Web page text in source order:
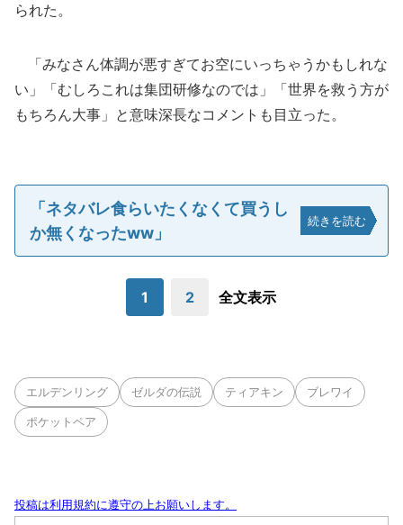
られた。
「みなさん体調が悪すぎてお空にいっちゃうかもしれな
い」「むしろこれは集団研修なのでは」「世界を救う方が
もちろん大事」と意味深長なコメントも目立った。
「ネタバレ食らいたくなくて買うし
か無くなったww」
続きを読む
1 2 全文表示
エルデンリング ゼルダの伝説 ティアキン ブレワイ
ポケットペア